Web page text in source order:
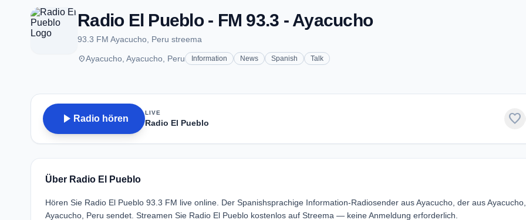
Radio El Pueblo - FM 93.3 - Ayacucho
93.3 FM Ayacucho, Peru streema
placeAyacucho, Ayacucho, Peru Information News Spanish Talk
play_arrow Radio hören
LIVE
Radio El Pueblo favorite
Über Radio El Pueblo
Hören Sie Radio El Pueblo 93.3 FM live online. Der Spanishsprachige Information-Radiosender aus Ayacucho, der aus Ayacucho,
Ayacucho, Peru sendet. Streamen Sie Radio El Pueblo kostenlos auf Streema — keine Anmeldung erforderlich.